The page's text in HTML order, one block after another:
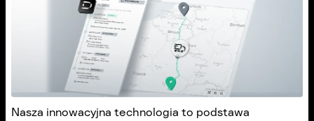
Nasza innowacyjna technologia to podstawa